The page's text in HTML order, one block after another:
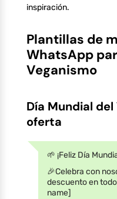
inspiración.
Plantillas de
WhatsApp
Veganismo
Día Mundial
oferta
🌱 ¡Feliz Día
🎉Celebra con
descuento en
name]